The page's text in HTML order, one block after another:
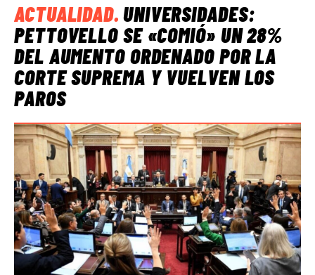
ACTUALIDAD.UNIVERSIDADES:
PETTOVELLO SE «COMIÓ» UN 28%
DEL AUMENTO ORDENADO POR LA
CORTE SUPREMA Y VUELVEN LOS
PAROS